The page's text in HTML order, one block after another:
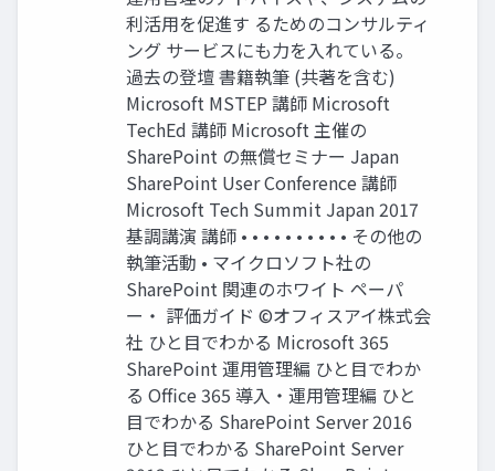
利活用を促進す るためのコンサルティ
ング サービスにも力を入れている。
過去の登壇 書籍執筆 (共著を含む)
Microsoft MSTEP 講師 Microsoft
TechEd 講師 Microsoft 主催の
SharePoint の無償セミナー Japan
SharePoint User Conference 講師
Microsoft Tech Summit Japan 2017
基調講演 講師 • • • • • • • • • • その他の
執筆活動 • マイクロソフト社の
SharePoint 関連のホワイト ペーパ
ー・ 評価ガイド ©オフィスアイ株式会
社 ひと目でわかる Microsoft 365
SharePoint 運用管理編 ひと目でわか
る Office 365 導入・運用管理編 ひと
目でわかる SharePoint Server 2016
ひと目でわかる SharePoint Server